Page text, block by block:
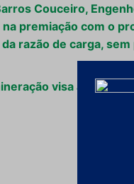
Couceiro,
premiação com o
razão de carga,
visa atrair